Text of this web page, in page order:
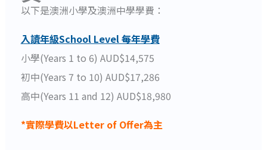
以下是澳洲小學及澳洲中學學費：
入讀年級School Level 每年學費
小學(Years 1 to 6) AUD$14,575
初中(Years 7 to 10) AUD$17,286
高中(Years 11 and 12) AUD$18,980
*實際學費以Letter of Offer為主